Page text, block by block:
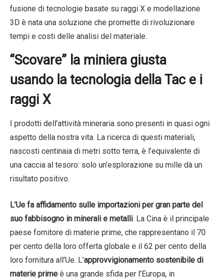
fusione di tecnologie basate su raggi X e modellazione
3D è nata una soluzione che promette di rivoluzionare
tempi e costi delle analisi del materiale.
“Scovare” la miniera giusta
usando la tecnologia della Tac e i
raggi X
I prodotti dell’attività mineraria sono presenti in quasi ogni
aspetto della nostra vita. La ricerca di questi materiali,
nascosti centinaia di metri sotto terra, è l’equivalente di
una caccia al tesoro: solo un’esplorazione su mille dà un
risultato positivo.
L’Ue fa affidamento sulle importazioni per gran parte del
suo fabbisogno in minerali e metalli. La Cina è il principale
paese fornitore di materie prime, che rappresentano il 70
per cento della loro offerta globale e il 62 per cento della
loro fornitura all’Ue. L’approvvigionamento sostenibile di
materie prime è una grande sfida per l’Europa, in